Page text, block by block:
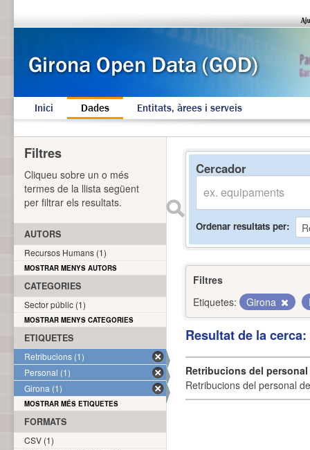
Inici Dades Entitats, àrees i serveis
Cercador
Ordenar resultats per
Filtres
Etiquetes:
Girona
Resultat de la
Retribucions del
Retribucions del personal
Filtres
Cliqueu sobre un o més
termes de la llista següent
per filtrar els resultats.
AUTORS
Recursos Humans (1)
MOSTRAR MENYS AUTORS
CATEGORIES
Sector públic (1)
MOSTRAR MENYS CATEGORIES
ETIQUETES
Retribucions (1)
Personal (1)
Girona (1)
MOSTRAR MÉS ETIQUETES
FORMATS
CSV (1)